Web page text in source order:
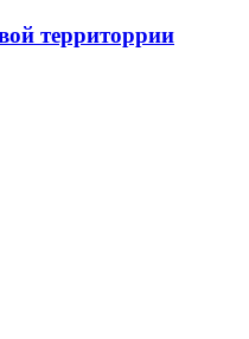
территоррии